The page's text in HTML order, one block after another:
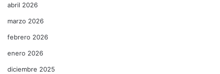
abril 2026
marzo 2026
febrero 2026
enero 2026
diciembre 2025